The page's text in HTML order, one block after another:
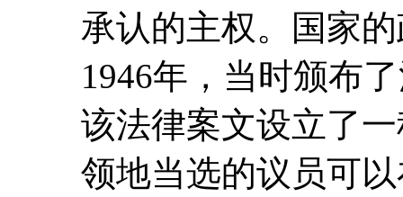
承认的主权。国家
1946年，当时颁布
该法律案文设立了
领地当选的议员可